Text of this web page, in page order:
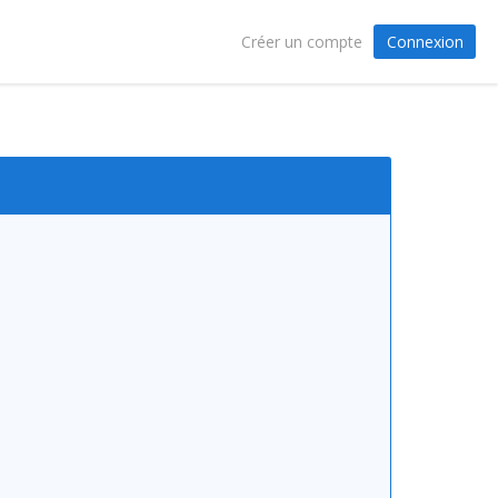
Créer un compte Connexion